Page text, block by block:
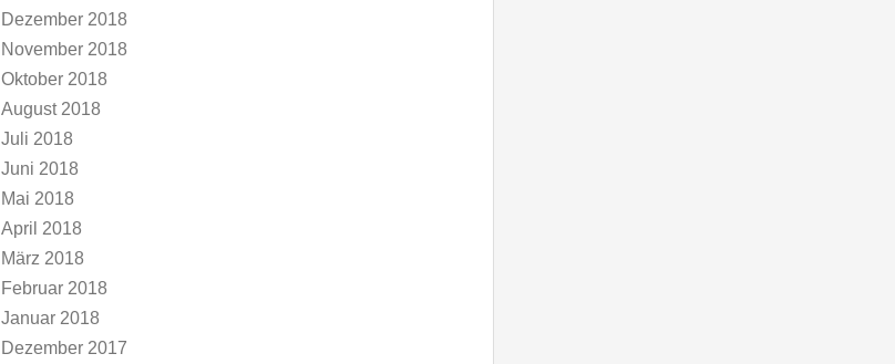
Dezember 2018
November 2018
Oktober 2018
August 2018
Juli 2018
Juni 2018
Mai 2018
April 2018
März 2018
Februar 2018
Januar 2018
Dezember 2017